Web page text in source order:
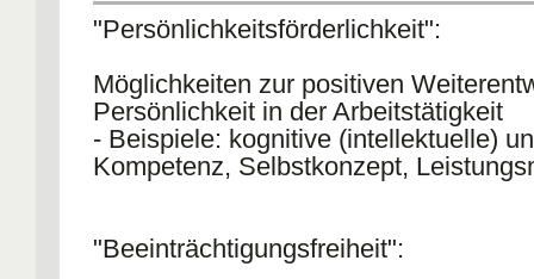
"Persönlichkeitsförderlichkeit":
Möglichkeiten zur positiven
Persönlichkeit in der Arbeitstätigkeit
- Beispiele: kognitive (intellektuelle)
Kompetenz, Selbstkonzept,
"Beeinträchtigungsfreiheit":